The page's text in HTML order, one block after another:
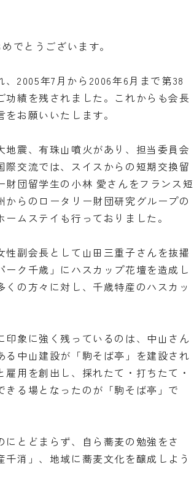
でとうございます。
2005年7月から2006年6月まで第38
績を残されました。これからも会長
お願いいたします。
震、有珠山噴火があり、担当委員会
交流では、スイスからの短期交換留
団留学生の小林 愛さんをフランス短
らのロータリー財団研究グループの
ムステイも行っておりました。
副会長として山田三重子さんを抜擢
ク千歳」にハスカップ花壇を造成し
の方々に対し、千歳特産のハスカッ
象に強く残っているのは、中山さん
中山建設が「駒そば亭」を建設され
用を創出し、採れたて・打ちたて・
る場となったのが「駒そば亭」で
とどまらず、自ら蕎麦の勉強をさ
消」、地域に蕎麦文化を醸成しよう